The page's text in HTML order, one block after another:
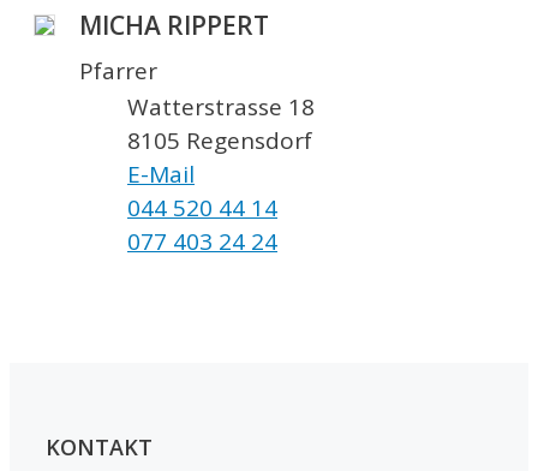
MICHA RIPPERT
Pfarrer
Watterstrasse 18
8105 Regensdorf
E-Mail
044 520 44 14
077 403 24 24
KONTAKT